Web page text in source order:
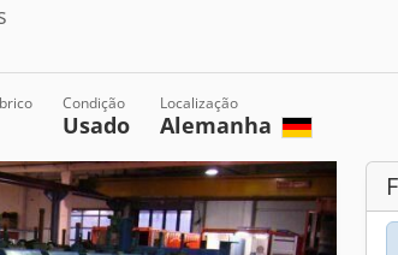
Condição
Usado
Localização
Alemanha